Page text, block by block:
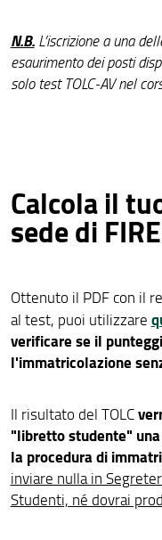
N.B.L’iscrizione a una
esaurimento dei posti
solo test TOLC‐AV nel
Calcola il
sede di
Ottenuto il PDF con il
al test, puoi utilizzare
verificare se il
l'immatricolazione
Il risultato del TOLC
"libretto studente"
la procedura di
inviare nulla in
Studenti, né dovrai